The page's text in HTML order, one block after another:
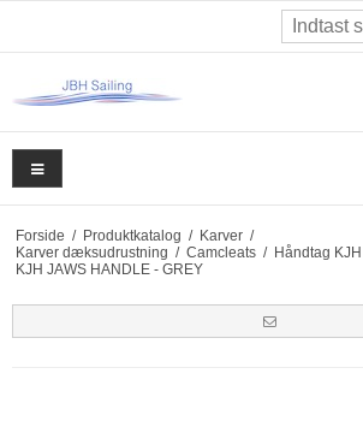
Forside / Produktkatalog / Karver /
Karver dæksudrustning / Camcleats / Håndtag KJH
KJH JAWS HANDLE - GREY